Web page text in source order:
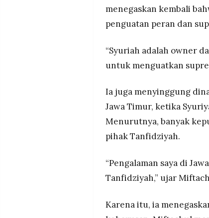
menegaskan kembali
penguatan peran dan
“Syuriah adalah owner
untuk menguatkan
Ia juga menyinggung
Jawa Timur, ketika
Menurutnya, banyak
pihak Tanfidziyah.
“Pengalaman saya di
Tanfidziyah,” ujar
Karena itu, ia